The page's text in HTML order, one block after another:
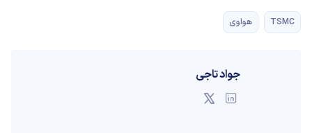
TSMC هواوی
جواد تاجی